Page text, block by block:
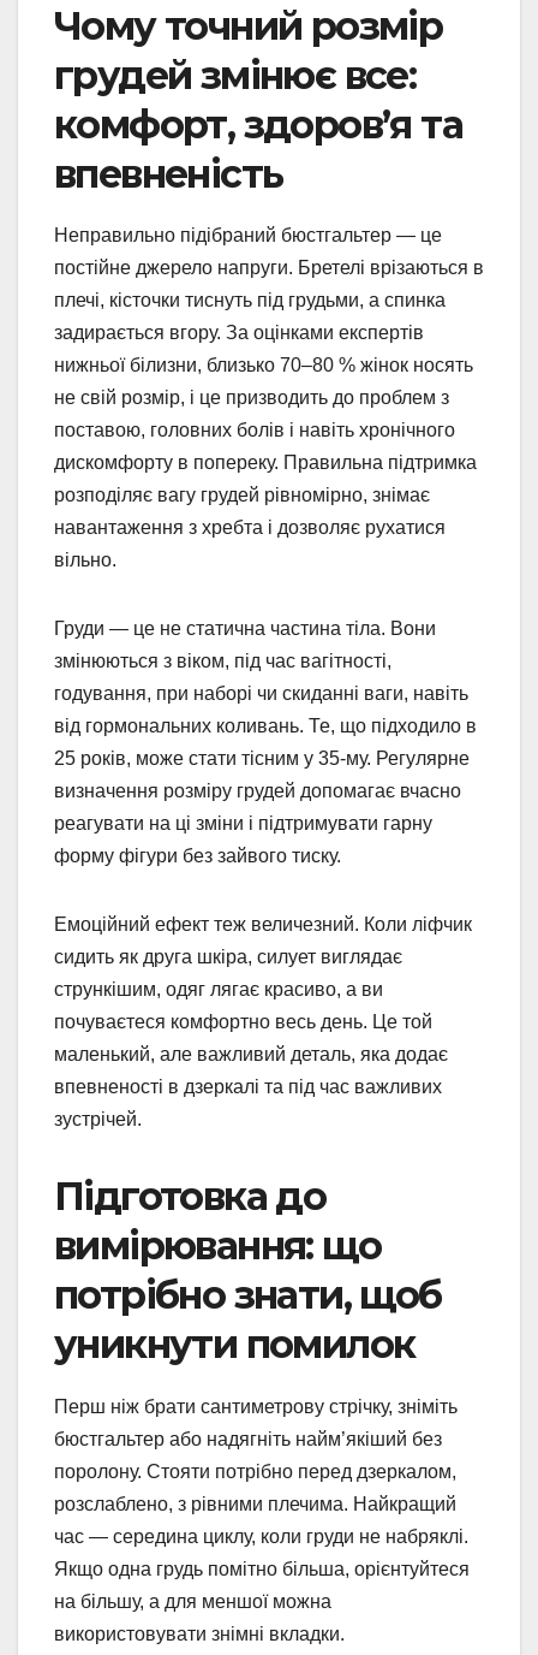
Чому точний розмір
грудей змінює все:
комфорт, здоров’я та
впевненість
Неправильно підібраний бюстгальтер — це
постійне джерело напруги. Бретелі врізаються в
плечі, кісточки тиснуть під грудьми, а спинка
задирається вгору. За оцінками експертів
нижньої білизни, близько 70–80 % жінок носять
не свій розмір, і це призводить до проблем з
поставою, головних болів і навіть хронічного
дискомфорту в попереку. Правильна підтримка
розподіляє вагу грудей рівномірно, знімає
навантаження з хребта і дозволяє рухатися
вільно.
Груди — це не статична частина тіла. Вони
змінюються з віком, під час вагітності,
годування, при наборі чи скиданні ваги, навіть
від гормональних коливань. Те, що підходило в
25 років, може стати тісним у 35-му. Регулярне
визначення розміру грудей допомагає вчасно
реагувати на ці зміни і підтримувати гарну
форму фігури без зайвого тиску.
Емоційний ефект теж величезний. Коли ліфчик
сидить як друга шкіра, силует виглядає
стрункішим, одяг лягає красиво, а ви
почуваєтеся комфортно весь день. Це той
маленький, але важливий деталь, яка додає
впевненості в дзеркалі та під час важливих
зустрічей.
Підготовка до
вимірювання: що
потрібно знати, щоб
уникнути помилок
Перш ніж брати сантиметрову стрічку, зніміть
бюстгальтер або надягніть найм’якіший без
поролону. Стояти потрібно перед дзеркалом,
розслаблено, з рівними плечима. Найкращий
час — середина циклу, коли груди не набряклі.
Якщо одна грудь помітно більша, орієнтуйтеся
на більшу, а для меншої можна
використовувати знімні вкладки.